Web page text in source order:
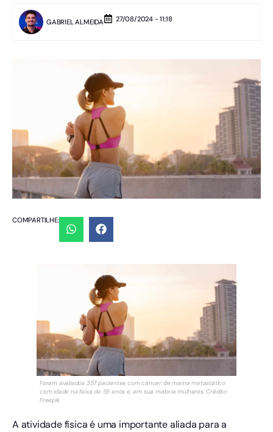
GABRIEL ALMEIDA 27/08/2024 - 11:18
COMPARTILHE:
Foram avaliados 357 pacientes com câncer de mama metastático
com idade na faixa de 55 anos e, em sua maioria mulheres. Crédito:
Freepik
A atividade física é uma importante aliada para a